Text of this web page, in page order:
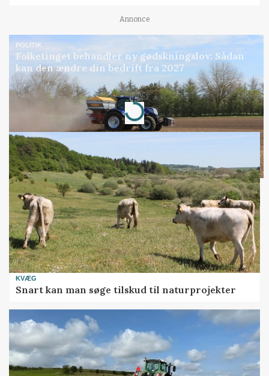
Annonce
POLITIK
Folketinget behandler ny gødskningslov: Sådan
kan den ændre din bedrift fra 2027
Annonce
Loading...
KVÆG
Snart kan man søge tilskud til naturprojekter